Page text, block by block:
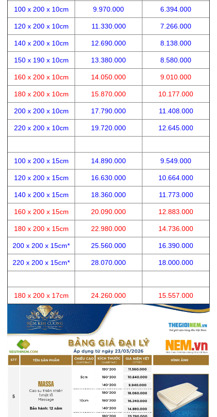
100 x 200 x 10cm 9.970.000 6.394.000
120 x 200 x 10cm 11.330.000 7.266.000
140 x 200 x 10cm 12.690.000 8.138.000
150 x 190 x 10cm 13.380.000 8.580.000
160 x 200 x 10cm 14.050.000 9.010.000
180 x 200 x 10cm 15.870.000 10.177.000
200 x 200 x 10cm 17.790.000 11.408.000
220 x 200 x 10cm 19.720.000 12.645.000
100 x 200 x 15cm 14.890.000 9.549.000
120 x 200 x 15cm 16.630.000 10.664.000
140 x 200 x 15cm 18.360.000 11.773.000
160 x 200 x 15cm 20.090.000 12.883.000
180 x 200 x 15cm 22.980.000 14.736.000
200 x 200 x 15cm* 25.560.000 16.390.000
220 x 200 x 15cm* 28.070.000 18.000.000
180 x 200 x 17cm 24.260.000 15.557.000